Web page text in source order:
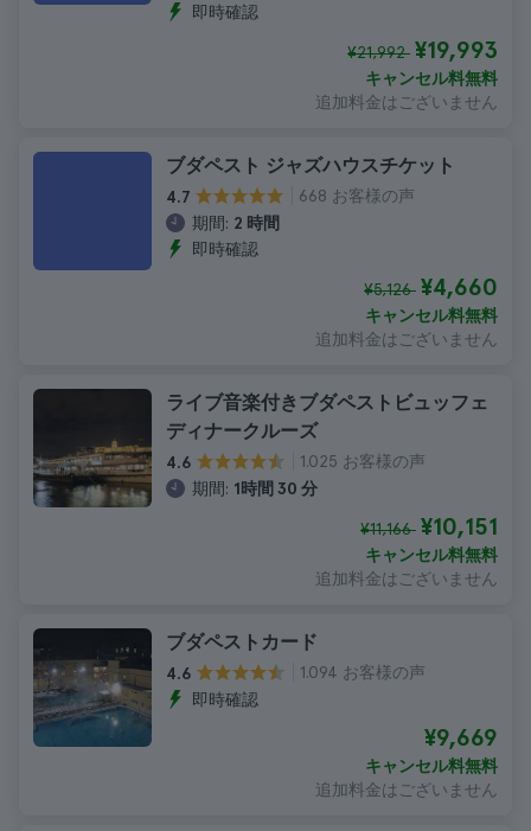
即時確認
¥21,992 ¥19,993
キャンセル料無料
追加料金はございません
ブダペスト ジャズハウスチケット
4.7
668 お客様の声
期間: 2 時間
即時確認
¥5,126 ¥4,660
キャンセル料無料
追加料金はございません
ライブ音楽付きブダペストビュッフェ
ディナークルーズ
4.6
1.025 お客様の声
期間: 1時間 30 分
¥11,166 ¥10,151
キャンセル料無料
追加料金はございません
ブダペストカード
4.6
1.094 お客様の声
即時確認
¥9,669
キャンセル料無料
追加料金はございません